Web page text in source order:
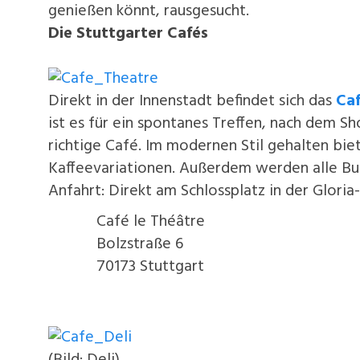
genießen könnt, rausgesucht.
Die Stuttgarter Cafés
Direkt in der Innenstadt befindet sich das
ist es für ein spontanes Treffen, nach dem
richtige Café. Im modernen Stil gehalten
Kaffeevariationen. Außerdem werden alle
Anfahrt: Direkt am Schlossplatz in der
Café le Théâtre
Bolzstraße 6
70173 Stuttgart